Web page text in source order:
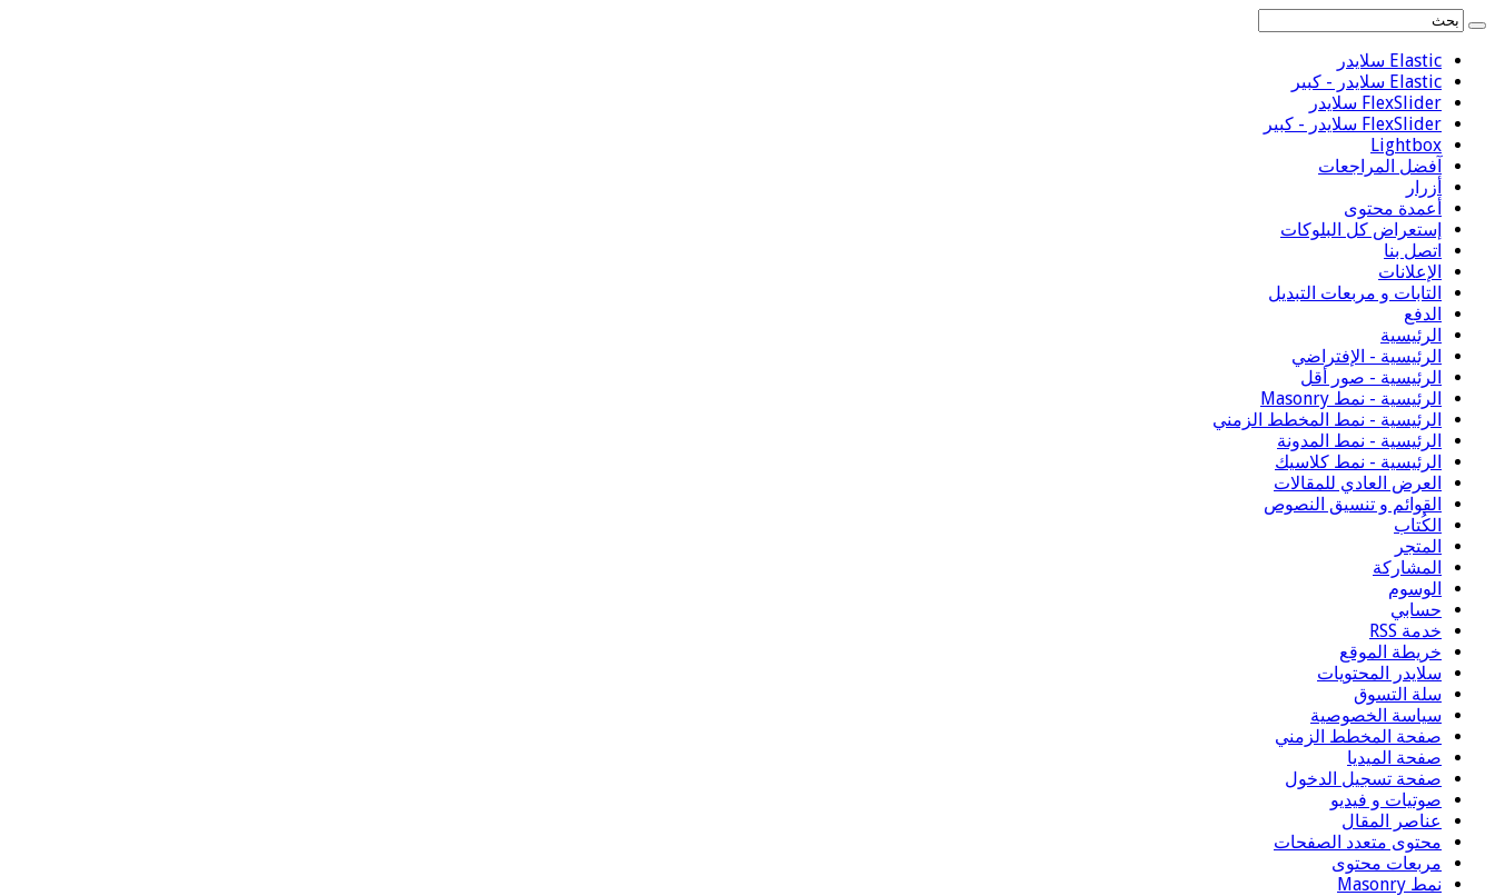
Elastic سلايدر
Elastic سلايدر - كبير
FlexSlider سلايدر
FlexSlider سلايدر - كبير
Lightbox
آفضل المراجعات
أزرار
أعمدة محتوى
إستعراض كل البلوكات
اتصل بنا
الإعلانات
التابات و مربعات التبديل
الدفع
الرئيسية
الرئيسية - الإفتراضي
الرئيسية - صور أقل
الرئيسية - نمط Masonry
الرئيسية - نمط المخطط الزمني
الرئيسية - نمط المدونة
الرئيسية - نمط كلاسيك
العرض العادي للمقالات
القوائم و تنسيق النصوص
الكُتاب
المتجر
المشاركة
الوسوم
حسابي
خدمة RSS
خريطة الموقع
سلايدر المحتويات
سلة التسوق
سياسة الخصوصية
صفحة المخطط الزمني
صفحة الميديا
صفحة تسجيل الدخول
صوتيات و فيديو
عناصر المقال
محتوى متعدد الصفحات
مربعات محتوى
نمط Masonry